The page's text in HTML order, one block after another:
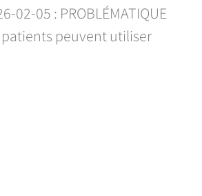
02-05 : PROBLÉMATIQUE
patients peuvent utiliser